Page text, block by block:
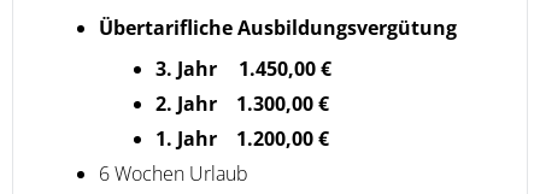
Übertarifliche Ausbildungsvergütung
3. Jahr 1.450,00 €
2. Jahr 1.300,00 €
1. Jahr 1.200,00 €
6 Wochen Urlaub